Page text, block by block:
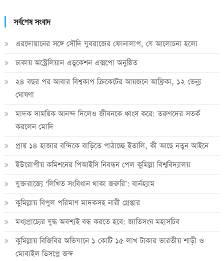
সর্বশেষ সংবাদ
এরদোয়ানের সঙ্গে সৌদি যুবরাজের ফোনালাপ, যে আলোচনা হলো
ঢাকায় অস্ট্রেলিয়ান এডুকেশন এক্সপো অনুষ্ঠিত
২৪ বছর পর আবার বিশ্বকাপ ক্রিকে‌টের আয়জনে আফ্রিকা, ১২ ভেন্যু
ঘোষণা
মাদক সাময়িক আনন্দ দিলেও জীবনকে ধ্বংস করে: তরুণদের সতর্ক
করলেন মোদি
প্রায় ১৪ হাজার বন্দিকে বাড়িতে পাঠাচ্ছে ইতালি, কী আছে নতুন আইনে
ইউরোপীয় কমিশনের পিআইসি নিবন্ধন পেল কুমিল্লা বিশ্ববিদ্যালয়
যুক্তরাজ্যে ‘লিখিত সংবিধান থাকা জরুরি’: বার্নহ্যাম
কুমিল্লায় বিপুল পরিমাণ মাদকসহ নারী গ্রেপ্তার
মধ্যপ্রাচ্যের যুদ্ধ অবশ্যই বন্ধ করতে হবে: জাতিসংঘ মহাসচিব
কুমিল্লায় বিজিবির অভিযানে ১ কোটি ১৫ লাখ টাকার ভারতীয় শাড়ী ও
মোবাইল ডিসপ্লে জব্দ